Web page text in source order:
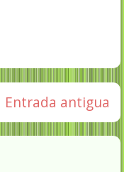
Entrada antigua